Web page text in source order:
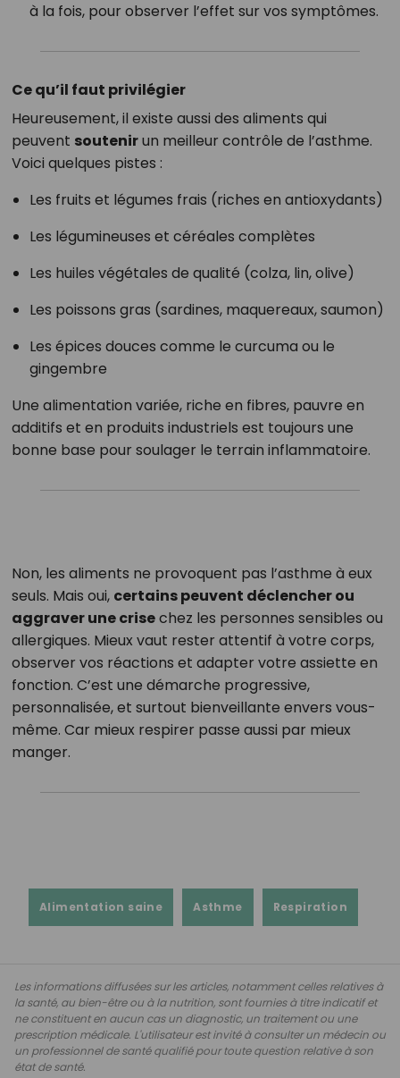
à la fois, pour observer l’effet sur vos symptômes.
Ce qu’il faut privilégier
Heureusement, il existe aussi des aliments qui
peuvent soutenirun meilleur contrôle de l’asthme.
Voici quelques pistes :
Les fruits et légumes frais (riches en antioxydants)
Les légumineuses et céréales complètes
Les huiles végétales de qualité (colza, lin, olive)
Les poissons gras (sardines, maquereaux, saumon)
Les épices douces comme le curcuma ou le
gingembre
Une alimentation variée, riche en fibres, pauvre en
additifs et en produits industriels est toujours une
bonne base pour soulager le terrain inflammatoire.
Non, les aliments ne provoquent pas l’asthme à eux
seuls. Mais oui, certains peuvent déclencher ou
aggraver une crisechez les personnes sensibles ou
allergiques. Mieux vaut rester attentif à votre corps,
observer vos réactions et adapter votre assiette en
fonction. C’est une démarche progressive,
personnalisée, et surtout bienveillante envers vous-
même. Car mieux respirer passe aussi par mieux
manger.
Alimentation saine Asthme Respiration
Les informations diffusées sur les articles, notamment celles relatives à
la santé, au bien-être ou à la nutrition, sont fournies à titre indicatif et
ne constituent en aucun cas un diagnostic, un traitement ou une
prescription médicale. L'utilisateur est invité à consulter un médecin ou
un professionnel de santé qualifié pour toute question relative à son
état de santé.